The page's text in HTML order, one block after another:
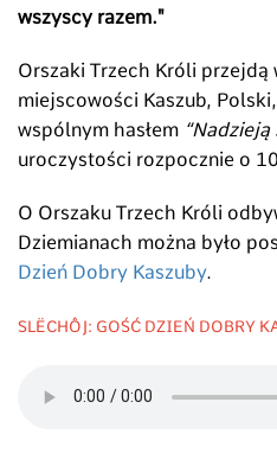
wszyscy razem."
Orszaki Trzech Króli
miejscowości Kaszub,
wspólnym hasłem “Nadzieją
uroczystości rozpocznie o
O Orszaku Trzech Króli
Dziemianach można było
Dzień Dobry Kaszuby.
SLËCHÔJ: GOŚĆ DZIEŃ DOBRY